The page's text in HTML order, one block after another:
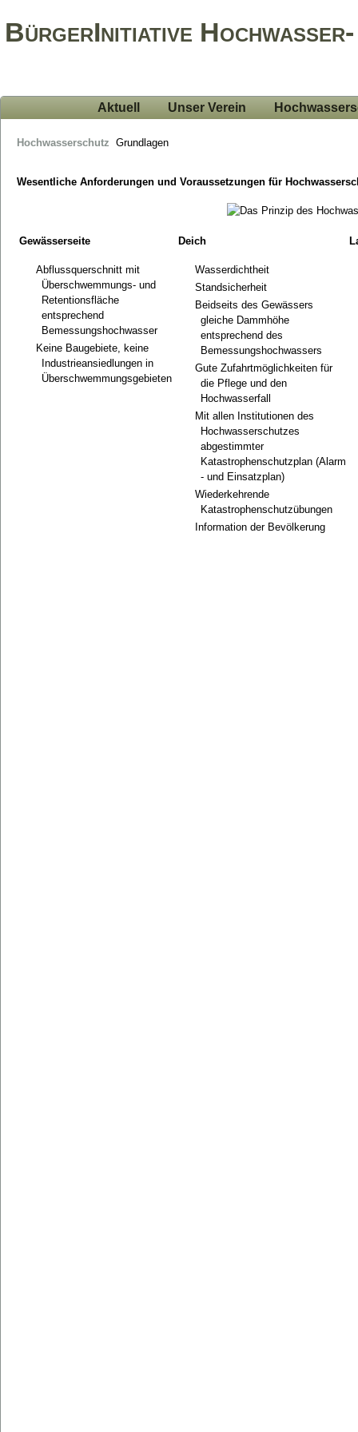
BürgerInitiative
Aktuell Unser Verein
Hochwasserschutz Grundlagen
Wesentliche Anforderungen und Voraussetzungen für
Gewässerseite Deich
Abflussquerschnitt mit
Überschwemmungs- und
Retentionsfläche
entsprechend
Bemessungshochwasser
Keine Baugebiete, keine
Industrieansiedlungen in
Überschwemmungsgebieten
Wasserdichtheit
Standsicherheit
Beidseits des Gewässers
gleiche Dammhöhe
entsprechend des
Bemessungshochwassers
Gute Zufahrtmöglichkeiten für
die Pflege und den
Hochwasserfall
Mit allen Institutionen des
Hochwasserschutzes
abgestimmter
Katastrophenschutzplan (Alarm
- und Einsatzplan)
Wiederkehrende
Katastrophenschutzübungen
Information der Bevölkerung